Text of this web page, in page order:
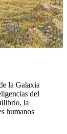
la Galaxia
del
la
humanos